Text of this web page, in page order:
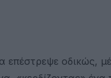
επέστρεψε οδικώς,